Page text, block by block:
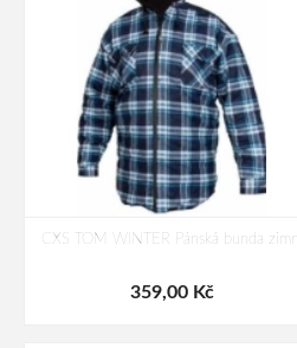
CXS TOM WINTER Pánská bunda zimní
359,00 Kč